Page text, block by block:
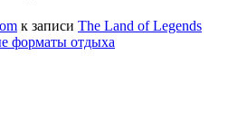
к записи The Land of Legends
форматы отдыха